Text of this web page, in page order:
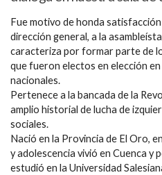
Fue motivo de honda
dirección general, a la
caracteriza por formar parte de
que fueron electos en elección
nacionales.
Pertenece a la bancada de la
amplio historial de lucha de
sociales.
Nació en la Provincia de El Oro,
y adolescencia vivió en Cuenca
estudió en la Universidad